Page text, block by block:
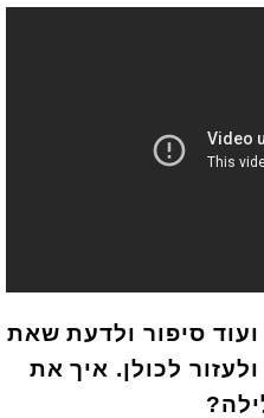
סיפור ולדעת שאת
לכולן. איך את